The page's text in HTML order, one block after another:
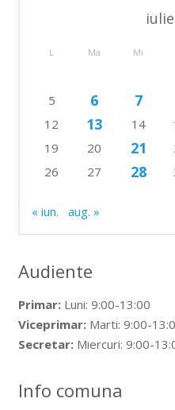
L Ma Mi
5
6 7
12
13 14
19
20 21
26
27 28
« iun. aug. »
Audiente
Primar:Luni: 9:00-13:00
Viceprimar:Marti: 9:00-
Secretar:Miercuri: 9:00-
Info comuna